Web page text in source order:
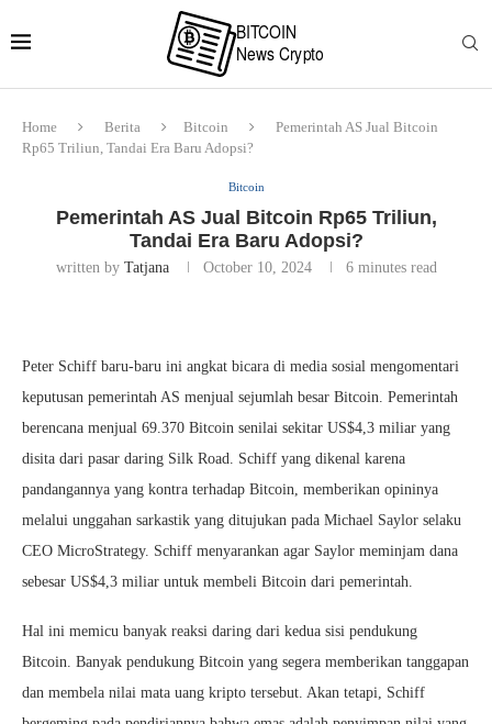
Home Berita Bitcoin
Pemerintah AS Jual Bitcoin
Rp65 Triliun, Tandai Era Baru Adopsi?
Bitcoin
Pemerintah AS Jual Bitcoin Rp65 Triliun,
Tandai Era Baru Adopsi?
written by Tatjana October 10, 2024 6 minutes read
Peter Schiff baru-baru ini angkat bicara di media sosial mengomentari
keputusan pemerintah AS menjual sejumlah besar Bitcoin. Pemerintah
berencana menjual 69.370 Bitcoin senilai sekitar US$4,3 miliar yang
disita dari pasar daring Silk Road. Schiff yang dikenal karena
pandangannya yang kontra terhadap Bitcoin, memberikan opininya
melalui unggahan sarkastik yang ditujukan pada Michael Saylor selaku
CEO MicroStrategy. Schiff menyarankan agar Saylor meminjam dana
sebesar US$4,3 miliar untuk membeli Bitcoin dari pemerintah.
Hal ini memicu banyak reaksi daring dari kedua sisi pendukung
Bitcoin. Banyak pendukung Bitcoin yang segera memberikan tanggapan
dan membela nilai mata uang kripto tersebut. Akan tetapi, Schiff